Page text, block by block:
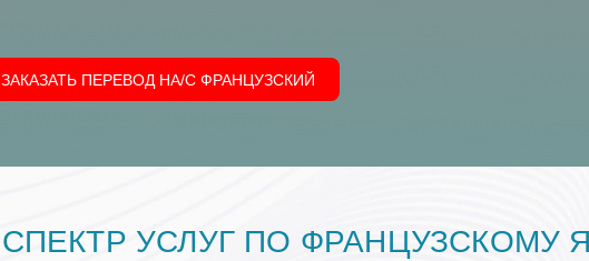
ЗАКАЗАТЬ ПЕРЕВОД НА/С ФРАНЦУЗСКИЙ
СПЕКТР УСЛУГ ПО ФРАНЦУЗСКОМУ